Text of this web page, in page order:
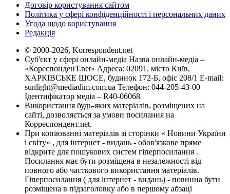
Договір користування сайтом
Політика у сфері конфіденційності і персональних даних
Угода щодо користування
Редакція
© 2000-2026, Korrespondent.net
Суб'єкт у сфері онлайн-медіа Назва онлайн-медіа –
«КореспонденТ.net» Адреса: 02091, місто Київ,
ХАРКІВСЬКЕ ШОСЕ, будинок 172-Б, офіс 208/1 E-mail:
sunlight@mediadim.com.ua Телефон: 044-205-43-00
Ідентифікатор медіа – R40-06068
Використання будь-яких матеріалів, розміщених на
сайті, дозволяється за умови посилання на
Корреспондент.net.
При копіюванні матеріалів зі сторінки « Новини України
і світу» , для інтернет - видань - обов'язкове пряме
відкрите для пошукових систем гіперпосилання .
Посилання має бути розміщена в незалежності від
повного або часткового використання матеріалів.
Гіперпосилання ( для інтернет - видань) - повинна бути
розміщена в підзаголовку або в першому абзаці